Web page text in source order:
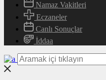
Namaz Vakitleri
Eczaneler
Canlı Sonuçlar
İddaa